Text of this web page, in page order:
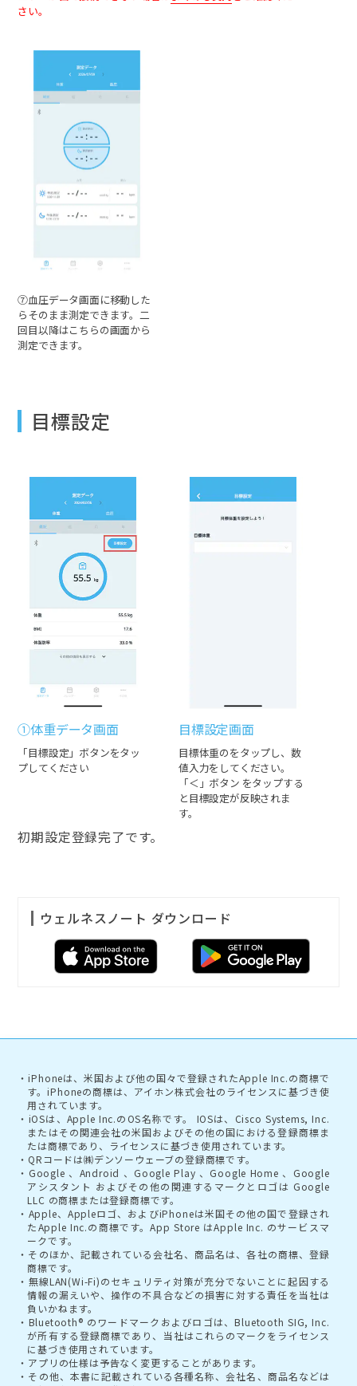
さい。
⑦血圧データ画面に移動した
らそのまま測定できます。二
回目以降はこちらの画面から
測定できます。
目標設定
①体重データ画面
「目標設定」ボタンをタッ
プしてください
目標設定画面
目標体重のをタップし、数
値入力をしてください。
「＜」ボタン をタップする
と目標設定が反映されま
す。
初期設定登録完了です。
ウェルネスノート ダウンロード
iPhoneは、米国および他の国々で登録されたApple Inc.の商標で
す。iPhoneの商標は、アイホン株式会社のライセンスに基づき使
用されています。
iOSは、Apple Inc.のOS名称です。 IOSは、Cisco Systems, Inc.
またはその関連会社の米国およびその他の国における登録商標ま
たは商標であり、ライセンスに基づき使用されています。
QRコードは㈱デンソーウェーブの登録商標です。
Google 、Android 、Google Play 、Google Home 、Google
アシスタント およびその他の関連するマークとロゴは Google
LLC の商標または登録商標です。
Apple、Appleロゴ、およびiPhoneは米国その他の国で登録され
たApple Inc.の商標です。App Store はApple Inc. のサービスマ
ークです。
そのほか、記載されている会社名、商品名は、各社の商標、登録
商標です。
無線LAN(Wi-Fi)のセキュリティ対策が充分でないことに起因する
情報の漏えいや、操作の不具合などの損害に対する責任を当社は
負いかねます。
Bluetooth® のワードマークおよびロゴは、Bluetooth SIG, Inc.
が所有する登録商標であり、当社はこれらのマークをライセンス
に基づき使用されています。
アプリの仕様は予告なく変更することがあります。
その他、本書に記載されている各種名称、会社名、商品名などは